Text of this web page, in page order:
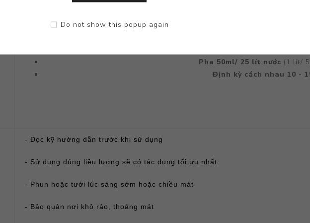
Pha 50ml/ 25 lít nước (1 lít/
Định kỳ cách nhau 10 -
- Đọc kỹ hướng dẫn trước khi sử dụng
- Sử dụng đúng liều lượng sẽ có tác dụng tối ưu nhất
- Phun hoặc tưới lúc sáng sớm hoặc chiều mát
- Bảo quản nơi khô ráo, thoáng mát
Do not show this popup again